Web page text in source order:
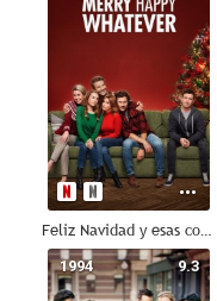
Feliz Navidad y esas cosas
9.3
1994